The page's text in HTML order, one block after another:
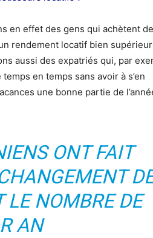
en effet des gens qui achètent
rendement locatif bien supérieur
aussi des expatriés qui, par
en temps sans avoir à s’en
une bonne partie de
ONT FAIT
NOMBRE DE
AN